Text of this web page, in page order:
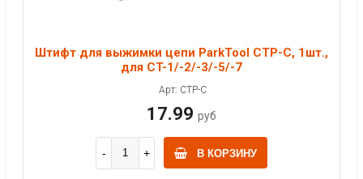
Штифт для выжимки цепи ParkTool CTP-C, 1шт.,
для CT-1/-2/-3/-5/-7
Арт: CTP-C
17.99 руб
В КОРЗИНУ